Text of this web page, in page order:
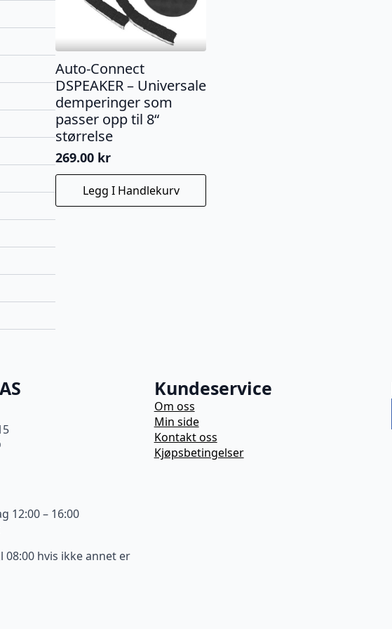
Auto-Connect
DSPEAKER – Universale
demperinger som
passer opp til 8“
størrelse
269.00 kr
Legg I Handlekurv
12:00 – 16:00
hvis ikke annet er
Kundeservice
Om oss
Min side
Kontakt oss
Kjøpsbetingelser